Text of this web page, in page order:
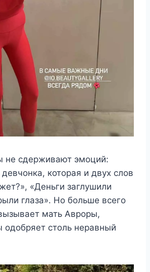
не сдерживают эмоций:
которая и двух слов
«Деньги заглушили
глаза». Но больше всего
мать Авроры,
одобряет столь неравный